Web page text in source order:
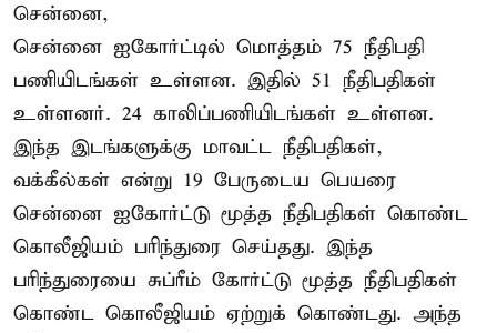
சென்னை,
சென்னை ஐகோர்ட்டில் மொத்தம் 75 நீதிபதி
பணியிடங்கள் உள்ளன. இதில் 51 நீதிபதிகள்
உள்ளனர். 24 காலிப்பணியிடங்கள் உள்ளன.
இந்த இடங்களுக்கு மாவட்ட நீதிபதிகள்,
வக்கீல்கள் என்று 19 பேருடைய பெயரை
சென்னை ஐகோர்ட்டு மூத்த நீதிபதிகள் கொண்ட
கொலீஜியம் பரிந்துரை செய்தது. இந்த
பரிந்துரையை சுப்ரீம் கோர்ட்டு மூத்த நீதிபதிகள்
கொண்ட கொலீஜியம் ஏற்றுக் கொண்டது. அந்த